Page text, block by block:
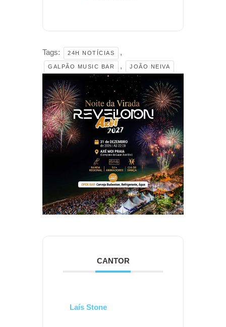
Tags: 24H NOTÍCIAS ,
GALPÃO MUSIC BAR , JOÃO NEIVA
CANTOR
Laís Stone